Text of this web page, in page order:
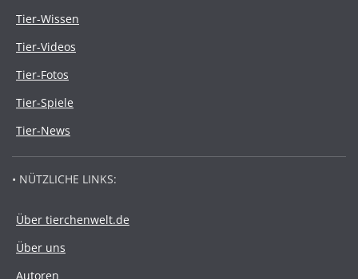
Tier-Wissen
Tier-Videos
Tier-Fotos
Tier-Spiele
Tier-News
• NÜTZLICHE LINKS:
Über tierchenwelt.de
Über uns
Autoren